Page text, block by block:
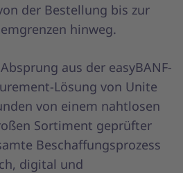
der Bestellung bis zur
hinweg.
aus der easyBANF-
Lösung von Unite
von einem nahtlosen
Sortiment geprüfter
Beschaffungsprozess
digital und